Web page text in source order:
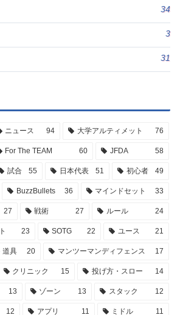
34
3
31
ニュース 94 大学アルティメット 76
For The TEAM 60 JFDA 58
試合 55 日本代表 51 初心者 49
BuzzBullets 36 マインドセット 33
27 戦術 27 ルール 24
23 SOTG 22 ユース 21
道具 20 マンツーマンディフェンス 17
クリニック 15 投げ方・スロー 14
13 ゾーン 13 スタック 12
12 アプリ 11 ミドル 11